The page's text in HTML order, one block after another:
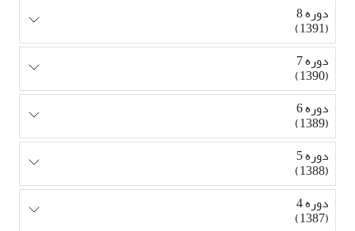
دوره 8
(1391)
دوره 7
(1390)
دوره 6
(1389)
دوره 5
(1388)
دوره 4
(1387)